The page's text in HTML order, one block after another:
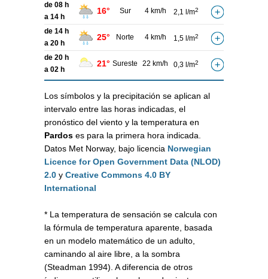
de 08 h
a 14 h
16° Sur 4 km/h 2,1 l/m2
de 14 h
a 20 h
25° Norte 4 km/h 1,5 l/m2
de 20 h
a 02 h
21° Sureste 22 km/h 0,3 l/m2
Los símbolos y la precipitación se aplican al
intervalo entre las horas indicadas, el
pronóstico del viento y la temperatura en
Pardos es para la primera hora indicada.
Datos Met Norway, bajo licencia Norwegian
Licence for Open Government Data (NLOD)
2.0 y Creative Commons 4.0 BY
International
* La temperatura de sensación se calcula con
la fórmula de temperatura aparente, basada
en un modelo matemático de un adulto,
caminando al aire libre, a la sombra
(Steadman 1994). A diferencia de otros